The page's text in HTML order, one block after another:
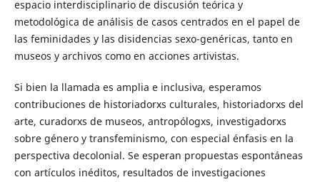
espacio interdisciplinario de discusión teórica y
metodológica de análisis de casos centrados en el papel de
las feminidades y las disidencias sexo-genéricas, tanto en
museos y archivos como en acciones artivistas.
Si bien la llamada es amplia e inclusiva, esperamos
contribuciones de historiadorxs culturales, historiadorxs del
arte, curadorxs de museos, antropólogxs, investigadorxs
sobre género y transfeminismo, con especial énfasis en la
perspectiva decolonial. Se esperan propuestas espontáneas
con artículos inéditos, resultados de investigaciones